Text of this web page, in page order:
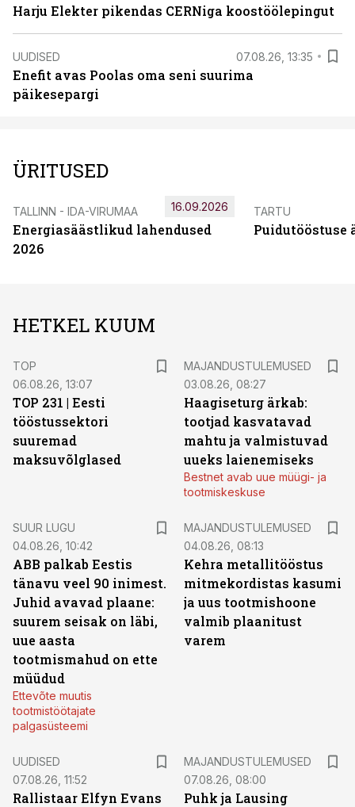
Harju Elekter pikendas CERNiga koostöölepingut
UUDISED 07.08.26, 13:35
Enefit avas Poolas oma seni suurima
päikesepargi
ÜRITUSED
TALLINN - IDA-VIRUMAA
Energiasäästlikud lahendused
2026
16.09.2026 TARTU
Puidutööstuse
HETKEL KUUM
TOP
06.08.26, 13:07
TOP 231 | Eesti
tööstussektori
suuremad
maksuvõlglased
MAJANDUSTULEMUSED
03.08.26, 08:27
Haagiseturg ärkab:
tootjad kasvatavad
mahtu ja valmistuvad
uueks laienemiseks
Bestnet avab uue müügi- ja
tootmiskeskuse
SUUR LUGU
04.08.26, 10:42
ABB palkab Eestis
tänavu veel 90 inimest.
Juhid avavad plaane:
suurem seisak on läbi,
uue aasta
tootmismahud on ette
müüdud
Ettevõte muutis
tootmistöötajate
palgasüsteemi
MAJANDUSTULEMUSED
04.08.26, 08:13
Kehra metallitööstus
mitmekordistas kasumi
ja uus tootmishoone
valmib plaanitust
varem
UUDISED
07.08.26, 11:52
Rallistaar Elfyn Evans
MAJANDUSTULEMUSED
07.08.26, 08:00
Puhk ja Lausing